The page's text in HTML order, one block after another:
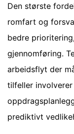
Den største
romfart og
bedre
gjennomføring.
arbeidsflyt der
tilfeller
prediktivt